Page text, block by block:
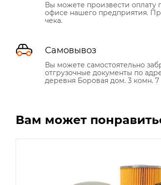
Вы можете произвести оплату
офисе нашего предприятия.
чека.
Самовывоз
Вы можете самостоятельно
отгрузочные документы по
деревня Боровая дом. 3 комн. 7
Вам может